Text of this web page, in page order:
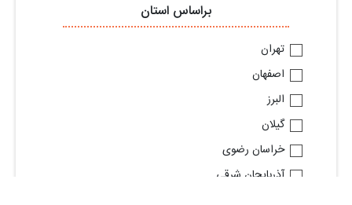
براساس استان
تهران
اصفهان
البرز
گیلان
خراسان رضوی
آذربایجان شرقی